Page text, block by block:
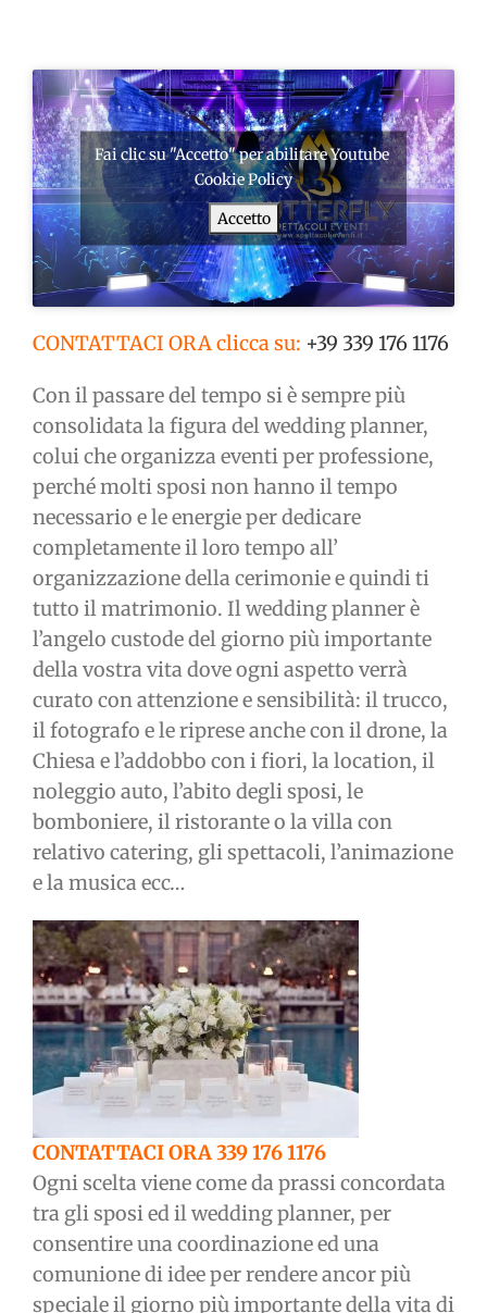
Fai clic su "Accetto" per abilitare Youtube
Cookie Policy
Accetto
CONTATTACI ORA clicca su: +39 339 176 1176
Con il passare del tempo si è sempre più
consolidata la figura del wedding planner,
colui che organizza eventi per professione,
perché molti sposi non hanno il tempo
necessario e le energie per dedicare
completamente il loro tempo all’
organizzazione della cerimonie e quindi ti
tutto il matrimonio. Il wedding planner è
l’angelo custode del giorno più importante
della vostra vita dove ogni aspetto verrà
curato con attenzione e sensibilità: il trucco,
il fotografo e le riprese anche con il drone, la
Chiesa e l’addobbo con i fiori, la location, il
noleggio auto, l’abito degli sposi, le
bomboniere, il ristorante o la villa con
relativo catering, gli spettacoli, l’animazione
e la musica ecc…
CONTATTACI ORA 339 176 1176
Ogni scelta viene come da prassi concordata
tra gli sposi ed il wedding planner, per
consentire una coordinazione ed una
comunione di idee per rendere ancor più
speciale il giorno più importante della vita di